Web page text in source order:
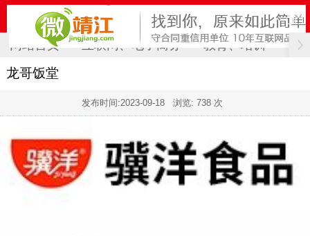
网站首页 互联网、电子商务 教育、培训 计
龙哥饭堂
发布时间:2023-09-18 浏览: 738 次